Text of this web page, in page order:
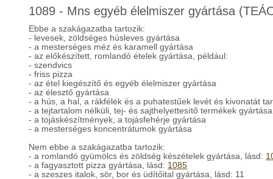
1089 - Mns egyéb élelmiszer gyártása
Ebbe a szakágazatba tartozik:
- levesek, zöldséges húsleves gyártása
- a mesterséges méz és karamell gyártása
- az előkészített, romlandó ételek gyártása, például:
- szendvics
- friss pizza
- az étel kiegészítő és egyéb élelmiszer gyártása
- az élesztő gyártása
- a hús, a hal, a rákfélék és a puhatestűek levét és kivonatát
- a tejtartalom nélküli, tej- és sajthelyettesítő termékek gyártása
- a tojáskészítmények, a tojásfehérje gyártása
- a mesterséges koncentrátumok gyártása
Nem ebbe a szakágazatba tartozik:
- a romlandó gyümölcs és zöldség készételek gyártása, lásd:
- a fagyasztott pizza gyártása, lásd: 1085
- a szeszes italok, sör, bor és üdítőital gyártása, lásd: 11